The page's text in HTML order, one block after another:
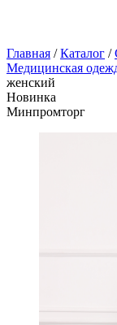
Главная / Каталог /
Медицинская
женский
Новинка
Минпромторг